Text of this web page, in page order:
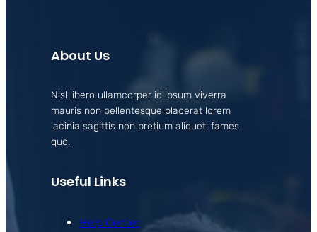
About Us
Nisl libero ullamcorper id ipsum viverra
mauris non pellentesque placerat lorem
lacinia sagittis non pretium aliquet, fames
quo.
Useful Links
Help Center